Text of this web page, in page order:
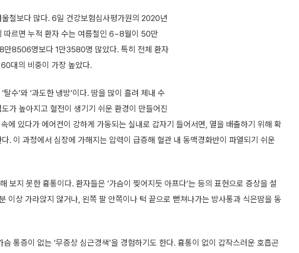
철보다 많다. 6일 건강보험심사평가원의 2020년
르면 누적 환자 수는 여름철인 6~8월이 50만
8506명보다 1만3580명 많았다. 특히 전체 환자
대의 비중이 가장 높았다.
수’와 ‘과도한 냉방’이다. 땀을 많이 흘려 체내 수
가 높아지고 혈전이 생기기 쉬운 환경이 만들어진
에 있다가 에어컨이 강하게 가동되는 실내로 갑자기 들어서면, 열을 배출하기 위해 확
. 이 과정에서 심장에 가해지는 압력이 급증해 혈관 내 동맥경화반이 파열되기 쉬운
보지 못한 흉통이다. 환자들은 ‘가슴이 찢어지듯 아프다’는 등의 표현으로 증상을 설
이상 가라앉지 않거나, 왼쪽 팔 안쪽이나 턱 끝으로 뻗쳐나가는 방사통과 식은땀을 동
통증이 없는 ‘무증상 심근경색’을 경험하기도 한다. 흉통이 없이 갑작스러운 호흡곤